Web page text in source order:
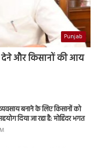
Punjab
देने और किसानों की आय
बनाने के लिए किसानों को
दिया जा रहा है: मोहिंदर भगत